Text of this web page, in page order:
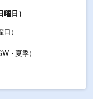
日）
）
・夏季）